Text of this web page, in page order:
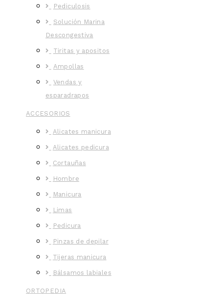
Pediculosis
Solución Marina
Descongestiva
Tiritas y apositos
Ampollas
Vendas y
esparadrapos
ACCESORIOS
Alicates manicura
Alicates pedicura
Cortauñas
Hombre
Manicura
Limas
Pedicura
Pinzas de depilar
Tijeras manicura
Bálsamos labiales
ORTOPEDIA